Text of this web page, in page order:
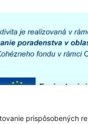
prispôsobených